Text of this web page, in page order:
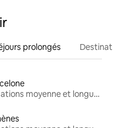
prolongés
Locations moyenne et longue durée